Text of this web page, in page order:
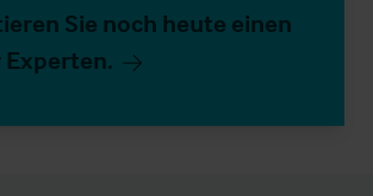
Sie noch heute einen